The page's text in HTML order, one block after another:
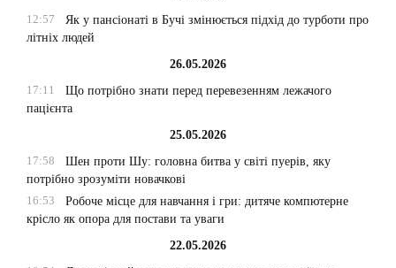
12:57
Як у пансіонаті в Бучі змінюється підхід до турботи про
літніх людей
26.05.2026
17:11
Що потрібно знати перед перевезенням лежачого
пацієнта
25.05.2026
17:58
Шен проти Шу: головна битва у світі пуерів, яку
потрібно зрозуміти новачкові
16:53
Робоче місце для навчання і гри: дитяче компютерне
крісло як опора для постави та уваги
22.05.2026